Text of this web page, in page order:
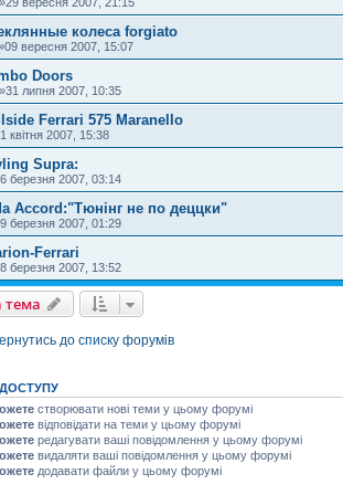
колеса forgiato
вересня 2007, 15:07
Doors
»31 липня 2007, 10:35
Ferrari 575 Maranello
квітня 2007, 15:38
Supra:
березня 2007, 03:14
Accord:"Тюнінг не по деццки"
березня 2007, 01:29
Ferrari
березня 2007, 13:52
тема
до списку форумів
створювати нові теми у цьому форумі
відповідати на теми у цьому форумі
редагувати ваші повідомлення у цьому форумі
видаляти ваші повідомлення у цьому форумі
додавати файли у цьому форумі